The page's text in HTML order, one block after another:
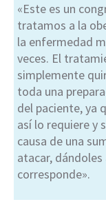
«Este es un
tratamos a la
la enfermedad
veces. El
simplemente
toda una
del paciente, ya
así lo requiere y
causa de una
atacar,
corresponde».